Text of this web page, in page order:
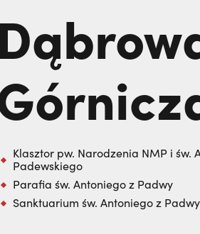
kuria prowincjalna
ochrona małoletnich
święci
wiedziała, że żegna go na
Klasztor pw. Narodzenia NMP i św.
Padewskiego
Parafia św. Antoniego z Padwy
Sanktuarium św. Antoniego z Padwy